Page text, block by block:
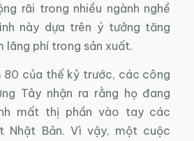
rãi trong nhiều ngành nghề
này dựa trên ý tưởng tăng
lãng phí trong sản xuất.
80 của thế kỷ trước, các công
Tây nhận ra rằng họ đang
mất thị phần vào tay các
Nhật Bản. Vì vậy, một cuộc